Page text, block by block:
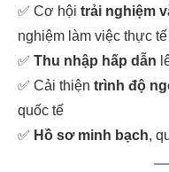
✅ Cơ hội trải nghiệm
nghiệm làm việc thực tế
✅ Thu nhập hấp dẫn
✅ Cải thiện trình độ
quốc tế
✅ Hồ sơ minh bạch,